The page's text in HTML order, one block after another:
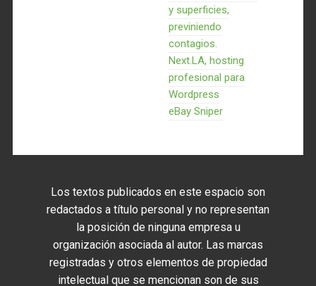
y superficies,
previniendo
contagios.
Next.LA, hosting
profesional para
Wordpress
eBay Sniper
Los textos publicados en este espacio son
redactados a título personal y no representan
la posición de ninguna empresa u
organización asociada al autor. Las marcas
registradas y otros elementos de propiedad
intelectual que se mencionan son de sus